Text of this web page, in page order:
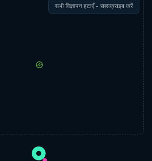
सभी विज्ञापन हटाएँ - सब्सक्राइब करें